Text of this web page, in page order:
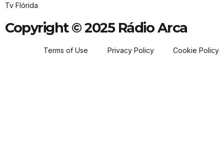
Tv Flórida
Copyright © 2025 Rádio Arca
Terms of Use Privacy Policy Cookie Policy